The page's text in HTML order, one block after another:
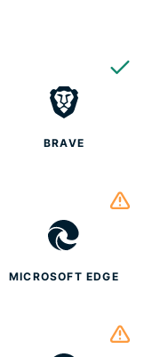
BRAVE
MICROSOFT EDGE